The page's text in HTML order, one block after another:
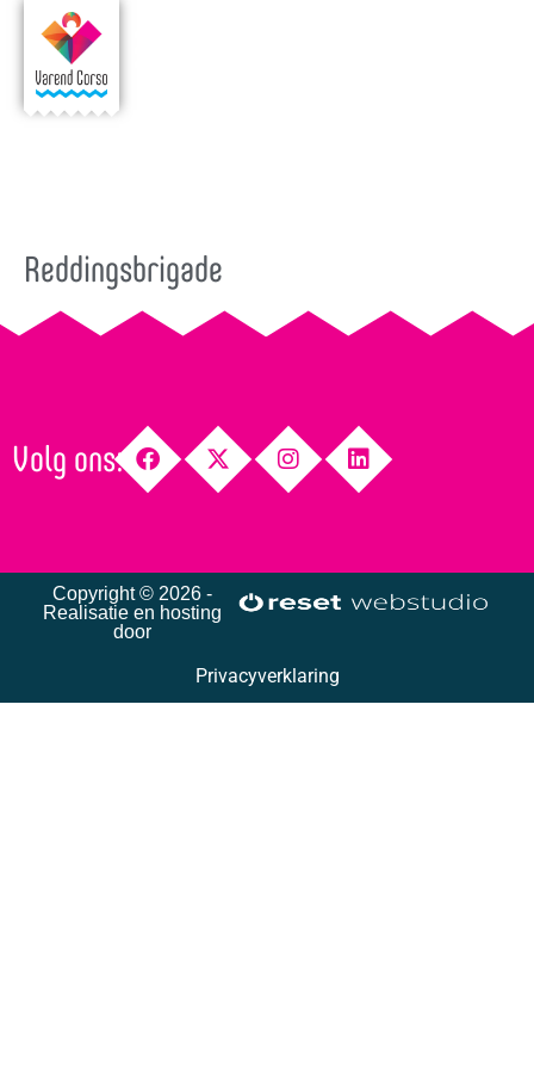
Reddingsbrigade
Volg ons:
Copyright © 2026 -
Realisatie en hosting
door
Privacyverklaring